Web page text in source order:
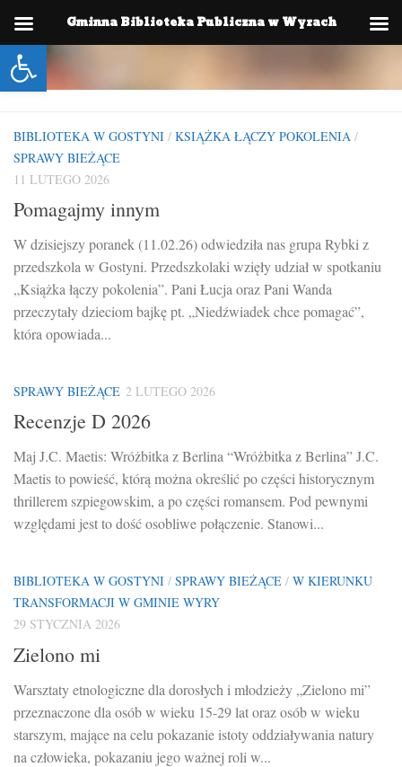
Otwórz pasek narzędzi
Skip to content
BIBLIOTEKA W GOSTYNI / KSIĄŻKA ŁĄCZY POKOLENIA /
SPRAWY BIEŻĄCE
11 LUTEGO 2026
Pomagajmy innym
W dzisiejszy poranek (11.02.26) odwiedziła nas grupa Rybki z
przedszkola w Gostyni. Przedszkolaki wzięły udział w spotkaniu
„Książka łączy pokolenia”. Pani Łucja oraz Pani Wanda
przeczytały dzieciom bajkę pt. „Niedźwiadek chce pomagać”,
która opowiada...
SPRAWY BIEŻĄCE 2 LUTEGO 2026
Recenzje D 2026
Maj J.C. Maetis: Wróżbitka z Berlina “Wróżbitka z Berlina” J.C.
Maetis to powieść, którą można określić po części historycznym
thrillerem szpiegowskim, a po części romansem. Pod pewnymi
względami jest to dość osobliwe połączenie. Stanowi...
BIBLIOTEKA W GOSTYNI / SPRAWY BIEŻĄCE / W KIERUNKU
TRANSFORMACJI W GMINIE WYRY
29 STYCZNIA 2026
Zielono mi
Warsztaty etnologiczne dla dorosłych i młodzieży „Zielono mi”
przeznaczone dla osób w wieku 15-29 lat oraz osób w wieku
starszym, mające na celu pokazanie istoty oddziaływania natury
na człowieka, pokazaniu jego ważnej roli w...
Gminna Biblioteka Publiczna w Wyrach